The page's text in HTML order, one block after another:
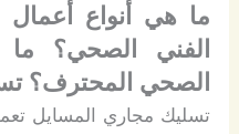
ما هي أنواع أعمال
الفني الصحي؟
الصحي المحترف؟
تسليك مجاري المسايل